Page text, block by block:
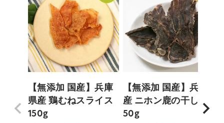
【無添加 国産】兵庫
県産 鶏むねスライス
150g
【無添加 国産】兵庫
産 ニホン鹿の干し肉
50g